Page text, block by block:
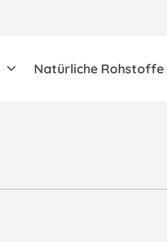
Natürliche Rohstoffe